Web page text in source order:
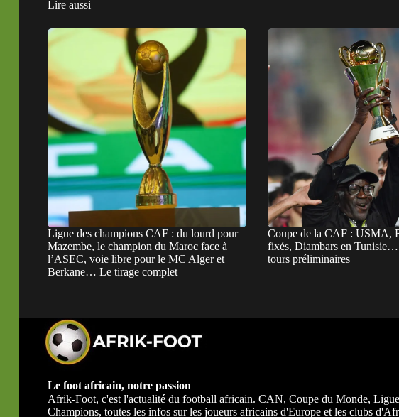
Lire aussi
Ligue des champions CAF : du lourd pour
Mazembe, le champion du Maroc face à
l’ASEC, voie libre pour le MC Alger et
Berkane… Le tirage complet
Coupe de la CAF : USMA,
fixés, Diambars en Tunisie…
tours préliminaires
Le foot africain, notre passion
Afrik-Foot, c'est l'actualité du football africain. CAN, Coupe du Monde,
Champions, toutes les infos sur les joueurs africains d'Europe et les clubs